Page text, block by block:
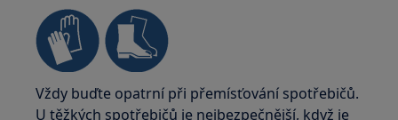
Vždy buďte opatrní při přemísťování spotřebičů.
U těžkých spotřebičů je nejbezpečnější, když je